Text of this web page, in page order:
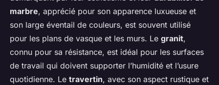
marbre, apprécié pour son apparence luxueuse et
son large éventail de couleurs, est souvent utilisé
pour les plans de vasque et les murs. Le granit,
connu pour sa résistance, est idéal pour les surfaces
de travail qui doivent supporter l’humidité et l’usure
quotidienne. Le travertin, avec son aspect rustique et